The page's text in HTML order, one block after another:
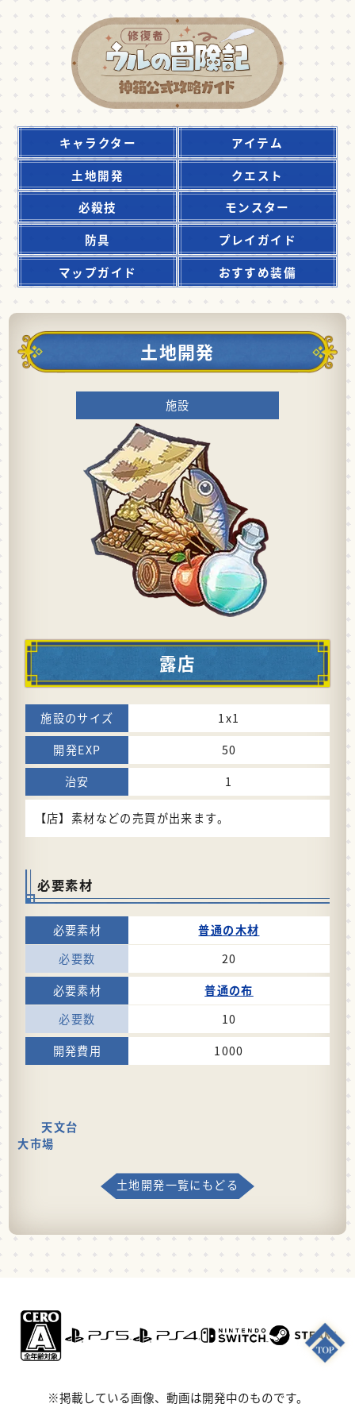
キャラクター
アイテム
土地開発
クエスト
必殺技
モンスター
防具
プレイガイド
マップガイド
おすすめ装備
土地開発
施設
露店
1x1
50
1
【店】素材などの売買が出来ます。
必要素材
普通の木材
20
普通の布
10
1000
天文台
大市場
土地開発一覧にもどる
※掲載している画像、動画は開発中のものです。